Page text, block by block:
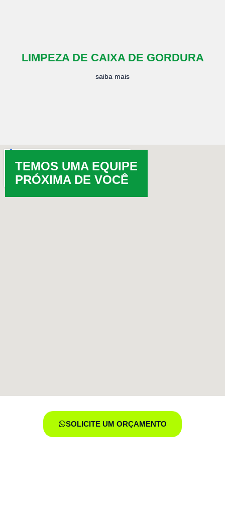
LIMPEZA DE CAIXA DE GORDURA
saiba mais
TEMOS UMA EQUIPE
PRÓXIMA DE VOCÊ
SOLICITE UM ORÇAMENTO